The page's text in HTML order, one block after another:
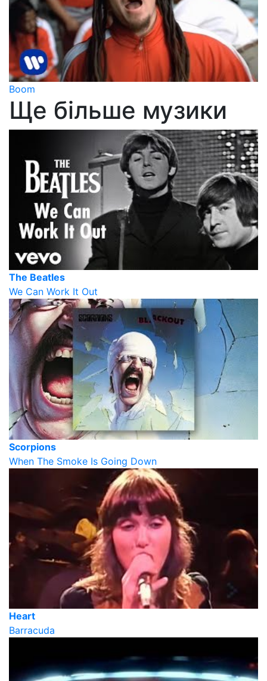
Boom
Ще більше музики
The Beatles
We Can Work It Out
Scorpions
When The Smoke Is Going Down
Heart
Barracuda